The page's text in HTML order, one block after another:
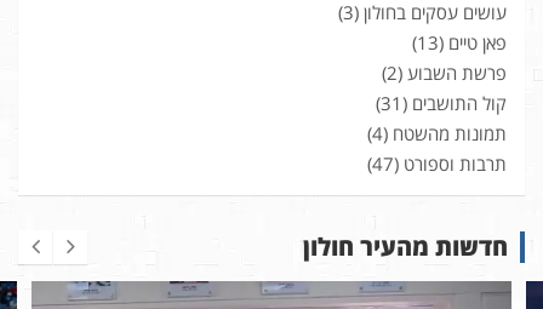
עושים עסקים בחולון (3)
פאן טיים (13)
פרשת השבוע (2)
קול התושבים (31)
תמונות מהשטח (4)
תרבות וספורט (47)
חדשות מהעיר חולון